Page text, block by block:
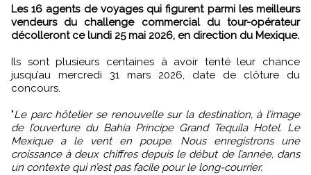
Les 16 agents de voyages qui figurent parmi les meilleurs
vendeurs du challenge commercial du tour-opérateur
décolleront ce lundi 25 mai 2026, en direction du Mexique.
Ils sont plusieurs centaines à avoir tenté leur chance
jusqu’au mercredi 31 mars 2026, date de clôture du
concours.
"Le parc hôtelier se renouvelle sur la destination, à l’image
de l’ouverture du Bahia Principe Grand Tequila Hotel. Le
Mexique a le vent en poupe. Nous enregistrons une
croissance à deux chiffres depuis le début de l’année, dans
un contexte qui n’est pas facile pour le long-courrier.